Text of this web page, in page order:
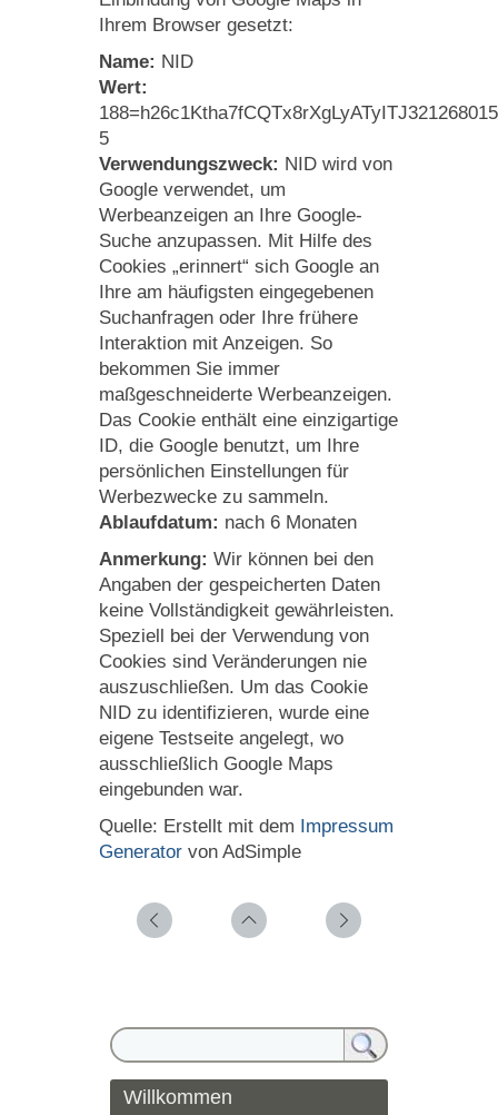
Ihrem Browser gesetzt:
Name: NID
Wert:
5
Verwendungszweck: NID wird von
Google verwendet, um
Werbeanzeigen an Ihre Google-
Suche anzupassen. Mit Hilfe des
Cookies „erinnert“ sich Google an
Ihre am häufigsten eingegebenen
Suchanfragen oder Ihre frühere
Interaktion mit Anzeigen. So
bekommen Sie immer
maßgeschneiderte Werbeanzeigen.
Das Cookie enthält eine einzigartige
ID, die Google benutzt, um Ihre
persönlichen Einstellungen für
Werbezwecke zu sammeln.
Ablaufdatum: nach 6 Monaten
Anmerkung: Wir können bei den
Angaben der gespeicherten Daten
keine Vollständigkeit gewährleisten.
Speziell bei der Verwendung von
Cookies sind Veränderungen nie
auszuschließen. Um das Cookie
NID zu identifizieren, wurde eine
eigene Testseite angelegt, wo
ausschließlich Google Maps
eingebunden war.
Quelle: Erstellt mit dem Impressum
Generator von AdSimple
Willkommen